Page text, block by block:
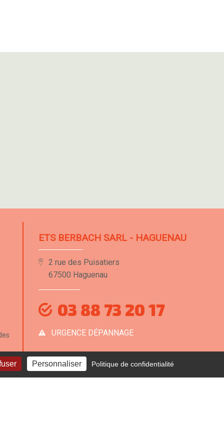
ETS BERBACH SARL - HAGUENAU
2 rue des Puisatiers
67500 Haguenau
03 88 73 20 17
URGENCE DÉPANNAGE
Personnaliser Politique de confidentialité